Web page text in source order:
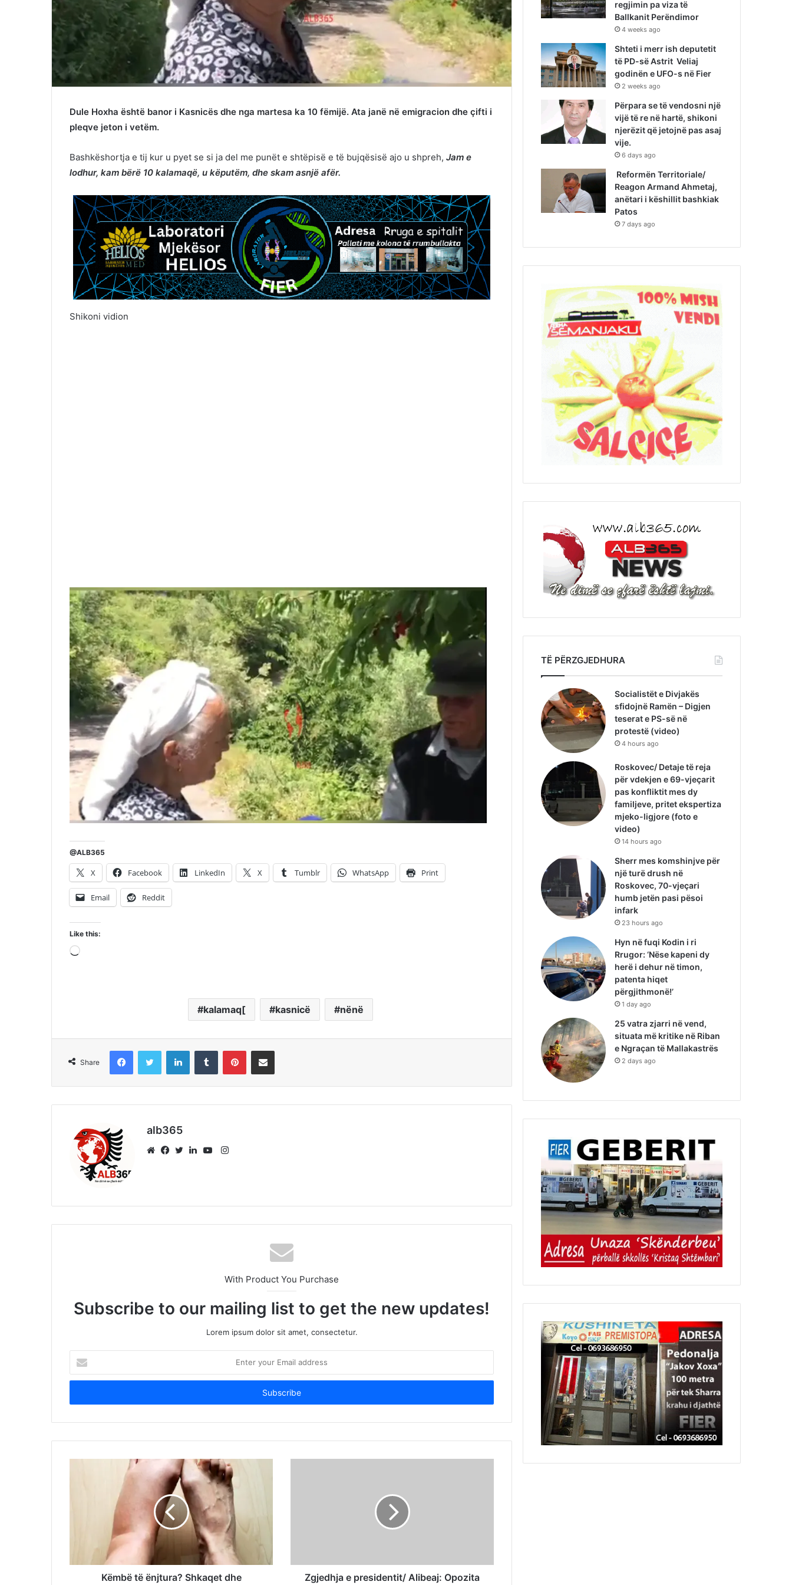
Dule Hoxha është banor i Kasnicës dhe nga martesa ka 10 fëmijë. Ata janë në emigracion dhe çifti i
pleqve jeton i vetëm.
Bashkëshortja e tij kur u pyet se si ja del me punët e shtëpisë e të bujqësisë ajo u shpreh, Jam e
lodhur, kam bërë 10 kalamaqë, u këputëm, dhe skam asnjë afër.
Shikoni vidion
@ALB365
X Facebook LinkedIn X Tumblr WhatsApp Print
Email Reddit
Like this:
Loading…
kalamaq[ kasnicë nënë
Share
FacebookTwitter LinkedInTumblr PinterestShare via Email
alb365
Instagram
With Product You Purchase
Subscribe to our mailing list to get the new updates!
Lorem ipsum dolor sit amet, consectetur.
your
Email
Këmbë të ënjtura? Shkaqet dhe
Zgjedhja e presidentit/ Alibeaj: Opozita
regjimin pa viza të
Ballkanit Perëndimor
4 weeks ago
Shteti i merr ish deputetit
të PD-së Astrit Veliaj
godinën e UFO-s në Fier
2 weeks ago
Përpara se të vendosni një
vijë të re në hartë, shikoni
njerëzit që jetojnë pas asaj
vije.
6 days ago
Reformën Territoriale/
Reagon Armand Ahmetaj,
anëtari i këshillit bashkiak
Patos
7 days ago
TË PËRZGJEDHURA
Socialistët e Divjakës
sfidojnë Ramën – Digjen
teserat e PS-së në
protestë (video)
4 hours ago
Roskovec/ Detaje të reja
për vdekjen e 69-vjeçarit
pas konfliktit mes dy
familjeve, pritet ekspertiza
mjeko-ligjore (foto e
video)
14 hours ago
Sherr mes komshinjve për
një turë drush në
Roskovec, 70-vjeçari
humb jetën pasi pësoi
infark
23 hours ago
Hyn në fuqi Kodin i ri
Rrugor: ‘Nëse kapeni dy
herë i dehur në timon,
patenta hiqet
përgjithmonë!’
1 day ago
25 vatra zjarri në vend,
situata më kritike në Riban
e Ngraçan të Mallakastrës
2 days ago